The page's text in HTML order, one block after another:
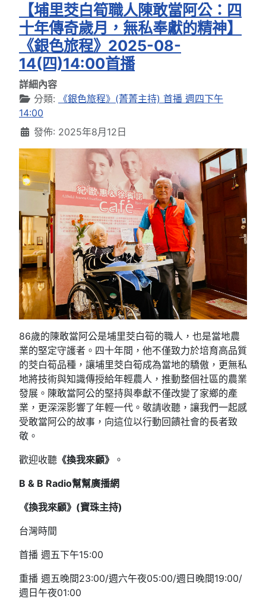
【埔里茭白筍職人陳敢當阿公：四
十年傳奇歲月，無私奉獻的精神】
《銀色旅程》2025-08-
14(四)14:00首播
詳細內容
分類:
《銀色旅程》(菁菁主持) 首播 週四下午
14:00
發佈: 2025年8月12日
86歲的陳敢當阿公是埔里茭白筍的職人，也是當地農
業的堅定守護者。四十年間，他不僅致力於培育高品質
的茭白筍品種，讓埔里茭白筍成為當地的驕傲，更無私
地將技術與知識傳授給年輕農人，推動整個社區的農業
發展。陳敢當阿公的堅持與奉獻不僅改變了家鄉的產
業，更深深影響了年輕一代。敬請收聽，讓我們一起感
受敢當阿公的故事，向這位以行動回饋社會的長者致
敬。
歡迎收聽 《換我來顧》
。
B & B Radio幫幫廣播網
《換我來顧》(寶珠主持)
台灣時間
首播 週五下午15:00
重播 週五晚間23:00/週六午夜05:00/週日晚間19:00/
週日午夜01:00